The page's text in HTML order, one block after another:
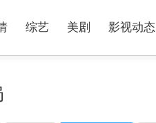
综艺 美剧 影视动态